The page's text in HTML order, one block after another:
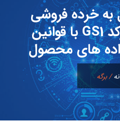
به خرده فروشی
ها،تطابق بارکد GS1 با قوانین
های محصول
/برگه